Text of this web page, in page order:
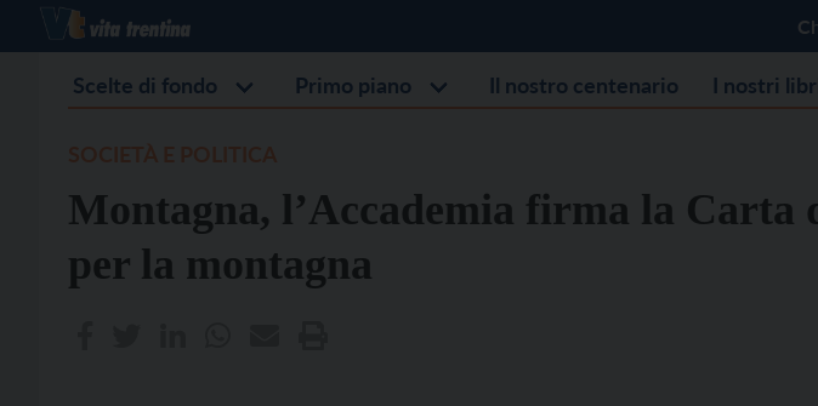
Scelte di fondo Primo piano Il nostro centenario I nostri
Montagna, l’Accademia firma la Carta
per la montagna